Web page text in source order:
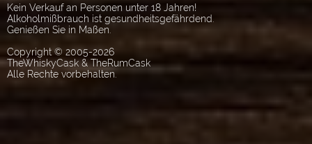
Kein Verkauf an Personen unter 18 Jahren!
Alkoholmißbrauch ist gesundheitsgefährdend.
Genießen Sie in Maßen.
Copyright © 2005-2026
TheWhiskyCask & TheRumCask
Alle Rechte vorbehalten.